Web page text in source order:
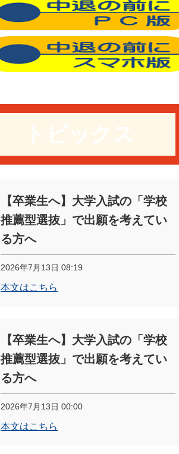
【卒業生へ】大学入試の「学校
推薦型選抜」で出願を考えてい
る方へ
2026年7月13日 08:19
本文はこちら
【卒業生へ】大学入試の「学校
推薦型選抜」で出願を考えてい
る方へ
2026年7月13日 00:00
本文はこちら